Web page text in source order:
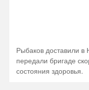
Рыбаков доставили в
передали бригаде
состояния здоровья.